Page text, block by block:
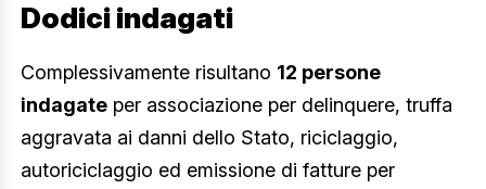
Dodici indagati
Complessivamente risultano 12 persone
indagate per associazione per delinquere, truffa
aggravata ai danni dello Stato, riciclaggio,
autoriciclaggio ed emissione di fatture per